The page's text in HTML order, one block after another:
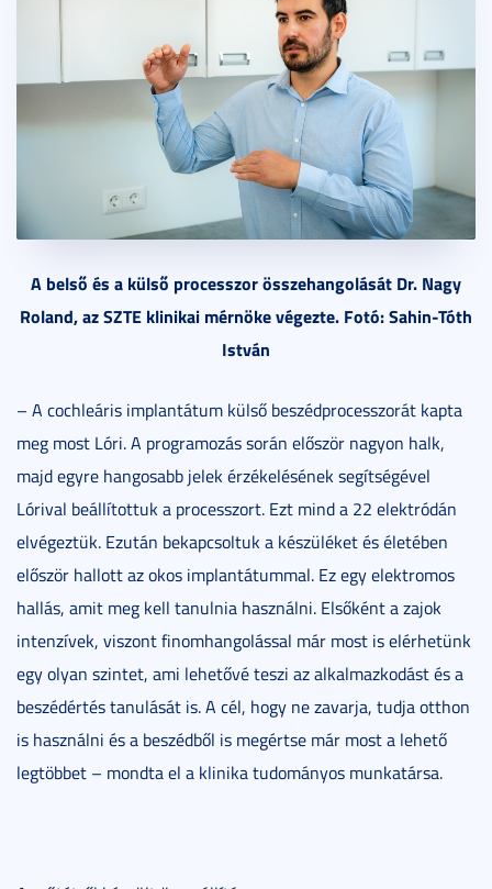
A belső és a külső processzor összehangolását Dr. Nagy
Roland, az SZTE klinikai mérnöke végezte. Fotó: Sahin-Tóth
István
– A cochleáris implantátum külső beszédprocesszorát kapta
meg most Lóri. A programozás során először nagyon halk,
majd egyre hangosabb jelek érzékelésének segítségével
Lórival beállítottuk a processzort. Ezt mind a 22 elektródán
elvégeztük. Ezután bekapcsoltuk a készüléket és életében
először hallott az okos implantátummal. Ez egy elektromos
hallás, amit meg kell tanulnia használni. Elsőként a zajok
intenzívek, viszont finomhangolással már most is elérhetünk
egy olyan szintet, ami lehetővé teszi az alkalmazkodást és a
beszédértés tanulását is. A cél, hogy ne zavarja, tudja otthon
is használni és a beszédből is megértse már most a lehető
legtöbbet – mondta el a klinika tudományos munkatársa.